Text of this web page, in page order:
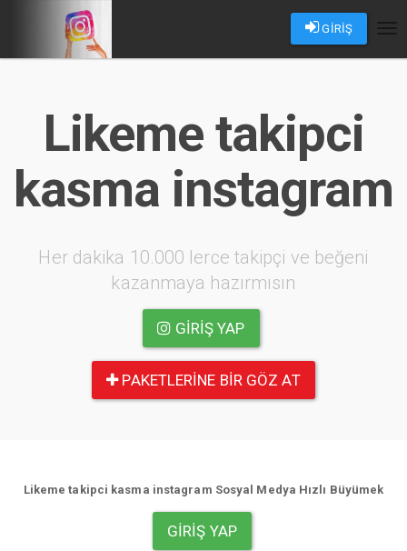
GİRİŞ
Likeme takipci
kasma instagram
Her dakika 10.000 lerce takipçi ve beğeni
kazanmaya hazırmısın
GIRIŞ YAP
PAKETLERINE BIR GÖZ AT
Likeme takipci kasma instagram Sosyal Medya Hızlı Büyümek
GIRIŞ YAP